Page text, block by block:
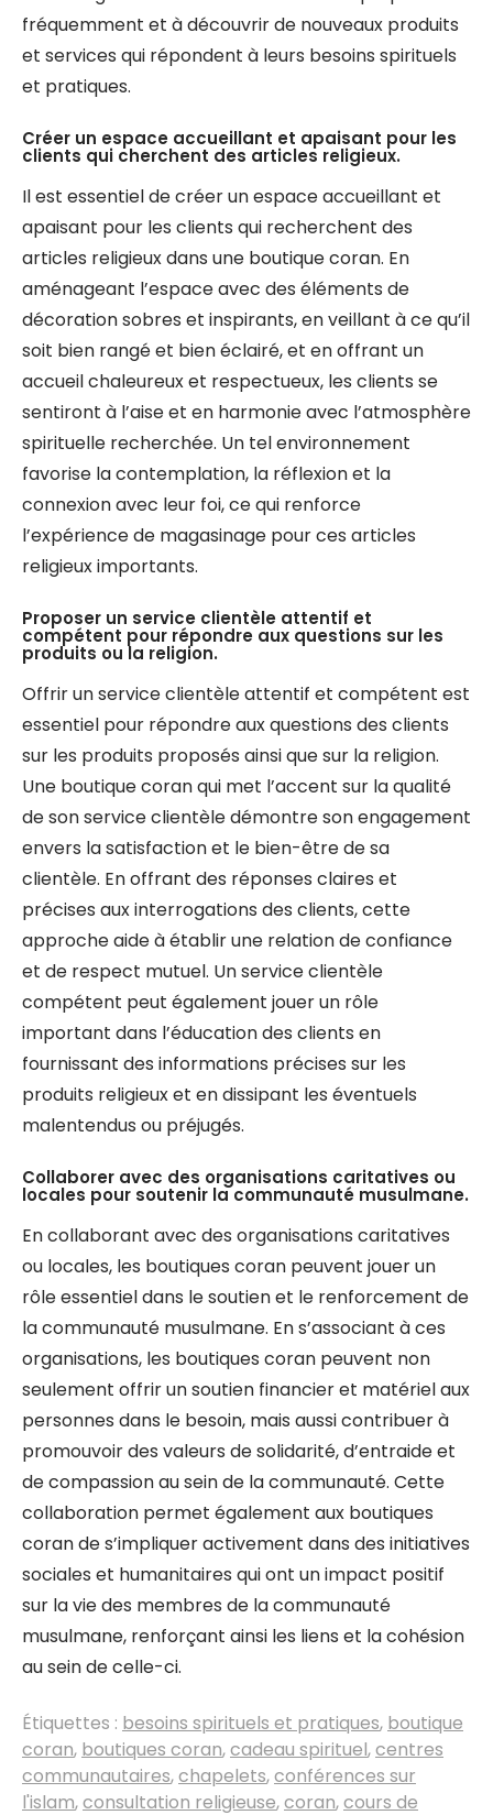
fréquemment et à découvrir de nouveaux produits
et services qui répondent à leurs besoins spirituels
et pratiques.
Créer un espace accueillant et apaisant pour les
clients qui cherchent des articles religieux.
Il est essentiel de créer un espace accueillant et
apaisant pour les clients qui recherchent des
articles religieux dans une boutique coran. En
aménageant l’espace avec des éléments de
décoration sobres et inspirants, en veillant à ce qu’il
soit bien rangé et bien éclairé, et en offrant un
accueil chaleureux et respectueux, les clients se
sentiront à l’aise et en harmonie avec l’atmosphère
spirituelle recherchée. Un tel environnement
favorise la contemplation, la réflexion et la
connexion avec leur foi, ce qui renforce
l’expérience de magasinage pour ces articles
religieux importants.
Proposer un service clientèle attentif et
compétent pour répondre aux questions sur les
produits ou la religion.
Offrir un service clientèle attentif et compétent est
essentiel pour répondre aux questions des clients
sur les produits proposés ainsi que sur la religion.
Une boutique coran qui met l’accent sur la qualité
de son service clientèle démontre son engagement
envers la satisfaction et le bien-être de sa
clientèle. En offrant des réponses claires et
précises aux interrogations des clients, cette
approche aide à établir une relation de confiance
et de respect mutuel. Un service clientèle
compétent peut également jouer un rôle
important dans l’éducation des clients en
fournissant des informations précises sur les
produits religieux et en dissipant les éventuels
malentendus ou préjugés.
Collaborer avec des organisations caritatives ou
locales pour soutenir la communauté musulmane.
En collaborant avec des organisations caritatives
ou locales, les boutiques coran peuvent jouer un
rôle essentiel dans le soutien et le renforcement de
la communauté musulmane. En s’associant à ces
organisations, les boutiques coran peuvent non
seulement offrir un soutien financier et matériel aux
personnes dans le besoin, mais aussi contribuer à
promouvoir des valeurs de solidarité, d’entraide et
de compassion au sein de la communauté. Cette
collaboration permet également aux boutiques
coran de s’impliquer activement dans des initiatives
sociales et humanitaires qui ont un impact positif
sur la vie des membres de la communauté
musulmane, renforçant ainsi les liens et la cohésion
au sein de celle-ci.
Étiquettes : besoins spirituels et pratiques, boutique
coran, boutiques coran,cadeau spirituel,centres
communautaires,chapelets,conférences sur
l'islam,consultation religieuse,coran,cours de